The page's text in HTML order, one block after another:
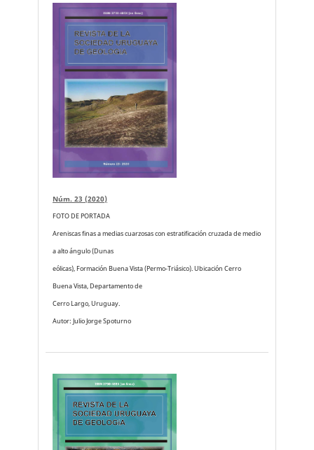
Núm. 23 (2020)
FOTO DE PORTADA
Areniscas finas a medias cuarzosas con estratificación cruzada de medio
a alto ángulo (Dunas
eólicas), Formación Buena Vista (Permo-Triásico). Ubicación Cerro
Buena Vista, Departamento de
Cerro Largo, Uruguay.
Autor: Julio Jorge Spoturno